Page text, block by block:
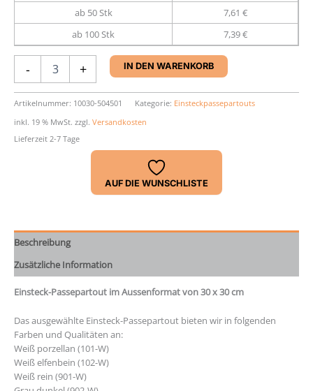
ab 50 Stk
7,61 €
ab 100 Stk
7,39 €
-
Passepartout
30
x
30
Menge
+ IN DEN WARENKORB
Artikelnummer: 10030-504501 Kategorie: Einsteckpassepartouts
inkl. 19 % MwSt. zzgl. Versandkosten
Lieferzeit 2-7 Tage
AUF DIE WUNSCHLISTE
Beschreibung
Zusätzliche Information
Einsteck-Passepartout im Aussenformat von 30 x 30 cm
Das ausgewählte Einsteck-Passepartout bieten wir in folgenden
Farben und Qualitäten an:
Weiß porzellan (101-W)
Weiß elfenbein (102-W)
Weiß rein (901-W)